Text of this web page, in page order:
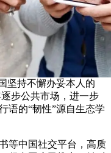
坚持不懈办妥本人的
步公共市场，进一步
语的“韧性”源自生态学
中国社交平台，高质